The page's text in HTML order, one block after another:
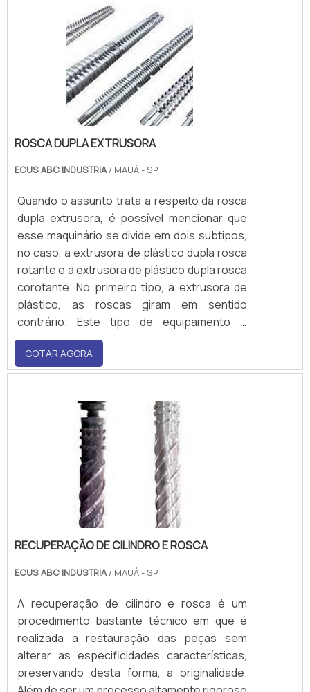
São muitos os benefícios do s.
ROSCA DUPLA EXTRUSORA
ECUS ABC INDUSTRIA/ MAUÁ - SP
Quando o assunto trata a respeito da rosca
dupla extrusora, é possível mencionar que
esse maquinário se divide em dois subtipos,
no caso, a extrusora de plástico dupla rosca
rotante e a extrusora de plástico dupla rosca
corotante. No primeiro tipo, a extrusora de
plástico, as roscas giram em sentido
contrário. Este tipo de equipamento é
utilizado predominantemente para o
processamento de PVC em pó. Já na
extrusora de plástico dupla rosca corotante,
COTAR AGORA
RECUPERAÇÃO DE CILINDRO E ROSCA
ECUS ABC INDUSTRIA/ MAUÁ - SP
A recuperação de cilindro e rosca é um
procedimento bastante técnico em que é
realizada a restauração das peças sem
alterar as especificidades características,
preservando desta forma, a originalidade.